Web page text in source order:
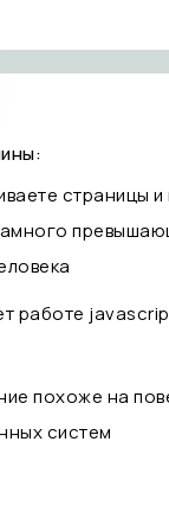
страницы и
работе
похоже на
систем